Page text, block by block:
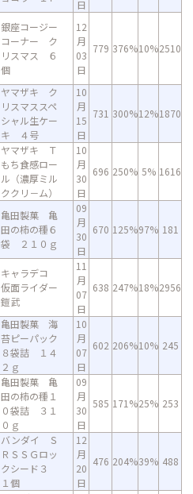
日
銀座コージー
コーナー ク
リスマス ６
個
12
月
03
日
779 376%10%2510
ヤマザキ ク
リスマススペ
シャル生ケー
キ ４号
10
月
15
日
731 300%12%1870
ヤマザキ Ｔ
もち食感ロー
ル（濃厚ミル
ククリ－ム）
10
月
30
日
696 250% 5% 1616
亀田製菓 亀
田の柿の種６
袋 ２１０ｇ
09
月
30
日
670 125%97% 181
キャラデコ
仮面ライダー
鎧武
11
月
07
日
638 247%18%2956
亀田製菓 海
苔ピーパック
８袋詰 １４
２ｇ
10
月
07
日
602 206%10% 245
亀田製菓 亀
田の柿の種１
０袋詰 ３１
０ｇ
09
月
30
日
585 171%25% 253
バンダイ Ｓ
ＲＳＳＧロッ
クシード３
１個
12
月
20
日
476 204%39% 488